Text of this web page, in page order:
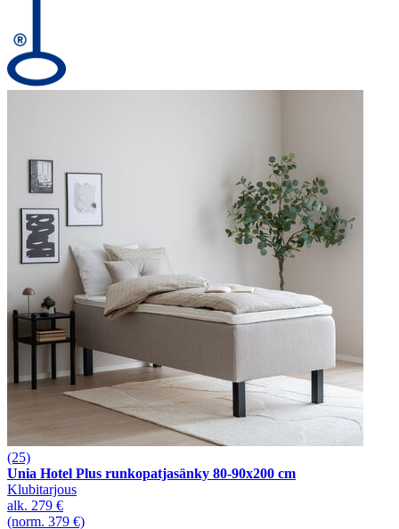
(25)
Unia Hotel Plus runkopatjasänky 80-90x200 cm
Klubitarjous
alk. 279 €
(norm. 379 €)